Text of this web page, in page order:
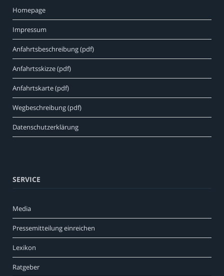
Homepage
Impressum
Anfahrtsbeschreibung (pdf)
Anfahrtsskizze (pdf)
Anfahrtskarte (pdf)
Wegbeschreibung (pdf)
Datenschutzerklärung
SERVICE
Media
Pressemitteilung einreichen
Lexikon
Ratgeber